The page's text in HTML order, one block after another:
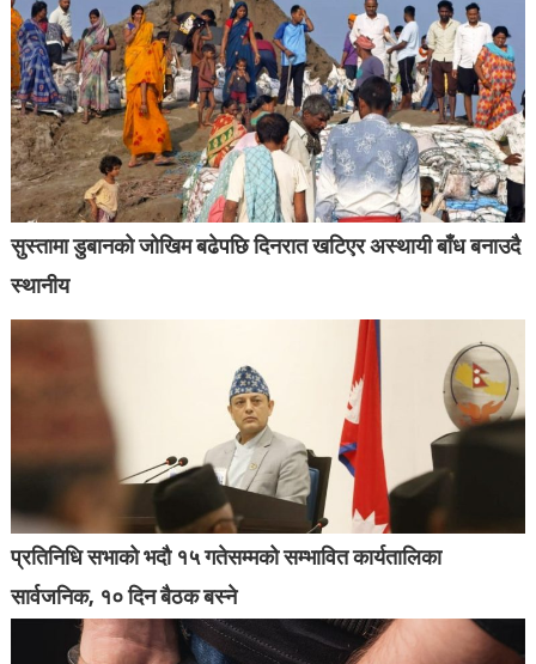
सुस्तामा डुबानको जोखिम बढेपछि दिनरात खटिएर अस्थायी बाँध बनाउदै
स्थानीय
प्रतिनिधि सभाको भदौ १५ गतेसम्मको सम्भावित कार्यतालिका
सार्वजनिक, १० दिन बैठक बस्ने